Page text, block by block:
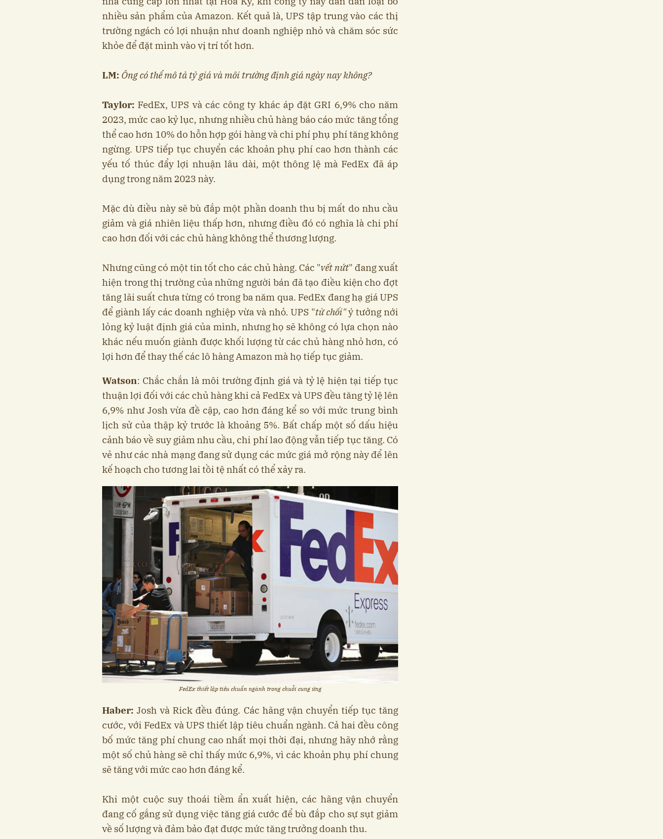
nhiều sản phẩm của Amazon. Kết quả là, UPS tập trung vào các thị
trường ngách có lợi nhuận như doanh nghiệp nhỏ và chăm sóc sức
khỏe để đặt mình vào vị trí tốt hơn.
LM: Ôngcó thể mô tả tỷ giá và môi trường định giá ngày nay không?
Taylor: FedEx, UPS và các công ty khác áp đặt GRI 6,9% cho năm
2023, mức cao kỷ lục, nhưng nhiều chủ hàng báo cáo mức tăng tổng
thể cao hơn 10% do hỗn hợp gói hàng và chi phí phụ phí tăng không
ngừng. UPS tiếp tục chuyển các khoản phụ phí cao hơn thành các
yếu tố thúc đẩy lợi nhuận lâu dài, một thông lệ mà FedEx đã áp
dụng trong năm 2023 này.
Mặc dù điều này sẽ bù đắp một phần doanh thu bị mất do nhu cầu
giảm và giá nhiên liệu thấp hơn, nhưng điều đó có nghĩa là chi phí
cao hơn đối với các chủ hàng không thể thương lượng.
Nhưng cũng có một tin tốt cho các chủ hàng. Các "vết nứt" đang xuất
hiện trong thị trường của những người bán đã tạo điều kiện cho đợt
tăng lãi suất chưa từng có trong ba năm qua. FedEx đang hạ giá UPS
để giành lấy các doanh nghiệp vừa và nhỏ. UPS "từ chối"ý tưởng nới
lỏng kỷ luật định giá của mình, nhưng họ sẽ không có lựa chọn nào
khác nếu muốn giành được khối lượng từ các chủ hàng nhỏ hơn, có
lợi hơn để thay thế các lô hàng Amazon mà họ tiếp tục giảm.
Watson: Chắc chắn là môi trường định giá và tỷ lệ hiện tại tiếp tục
thuận lợi đối với các chủ hàng khi cả FedEx và UPS đều tăng tỷ lệ lên
6,9% như Josh vừa đề cập, cao hơn đáng kể so với mức trung bình
lịch sử của thập kỷ trước là khoảng 5%. Bất chấp một số dấu hiệu
cảnh báo về suy giảm nhu cầu, chi phí lao động vẫn tiếp tục tăng. Có
vẻ như các nhà mạng đang sử dụng các mức giá mở rộng này để lên
kế hoạch cho tương lai tồi tệ nhất có thể xảy ra.
FedEx thiết lập tiêu chuẩn ngành trong chuỗi cung ứng
Haber: Josh và Rick đều đúng. Các hãng vận chuyển tiếp tục tăng
cước, với FedEx và UPS thiết lập tiêu chuẩn ngành. Cả hai đều công
bố mức tăng phí chung cao nhất mọi thời đại, nhưng hãy nhớ rằng
một số chủ hàng sẽ chỉ thấy mức 6,9%, vì các khoản phụ phí chung
sẽ tăng với mức cao hơn đáng kể.
Khi một cuộc suy thoái tiềm ẩn xuất hiện, các hãng vận chuyển
đang cố gắng sử dụng việc tăng giá cước để bù đắp cho sự sụt giảm
về số lượng và đảm bảo đạt được mức tăng trưởng doanh thu.